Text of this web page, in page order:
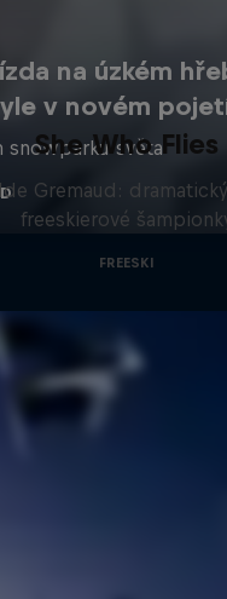
She Who Flies
Gremaud:
freeskierové
FREESKI